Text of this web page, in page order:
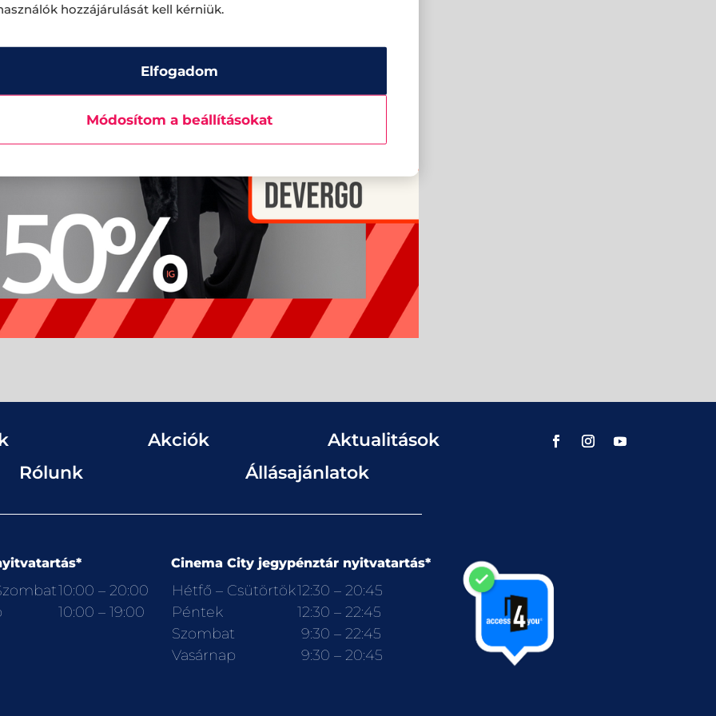
Akciók
Aktualitások
Rólunk
Állásajánlatok
10:00 – 20:00
10:00 – 19:00
Cinema City jegypénztár nyitvatartás*
Hétfő – Csütörtök12:30 – 20:45
Péntek
12:30 – 22:45
Szombat
9:30 – 22:45
Vasárnap
9:30 – 20:45
hozzájárulását kell kérniük.
Elfogadom
Módosítom a beállításokat